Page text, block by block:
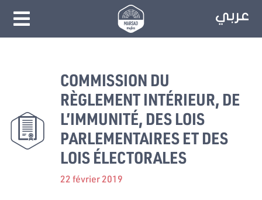
COMMISSION DU
RÈGLEMENT INTÉRIEUR, DE
L’IMMUNITÉ, DES LOIS
PARLEMENTAIRES ET DES
LOIS ÉLECTORALES
22 février 2019